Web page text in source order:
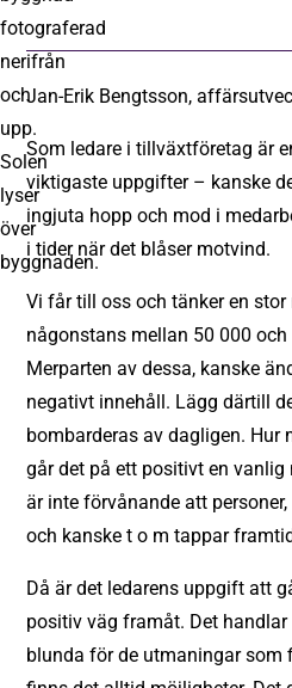
Jan-Erik Bengtsson,
Som ledare i tillväxtföretag är
viktigaste uppgifter – kanske
ingjuta hopp och mod i
i tider när det blåser motvind.
Vi får till oss och tänker en stor
någonstans mellan 50 000
Merparten av dessa, kanske
negativt innehåll. Lägg därtill
bombarderas av dagligen. Hur
går det på ett positivt en
är inte förvånande att
och kanske t o m tappar
Då är det ledarens uppgift att
positiv väg framåt. Det
blunda för de utmaningar som